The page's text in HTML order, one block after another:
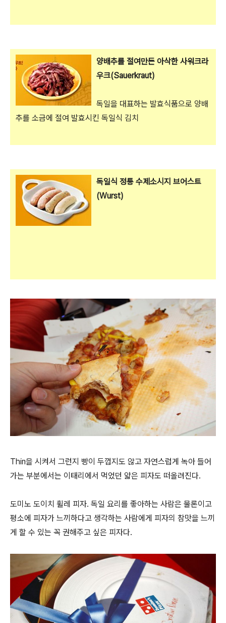
양배추를 절여만든 아삭한 사워크라
우크(Sauerkraut)
독일을 대표하는 발효식품으로 양배
추를 소금에 절여 발효시킨 독일식 김치
독일식 정통 수제소시지 브어스트
(Wurst)
Thin을 시켜서 그런지 빵이 두껍지도 않고 자연스럽게 녹아 들어
가는 부분에서는 이태리에서 먹었던 얇은 피자도 떠올려진다.
도미노 도이치 휠레 피자. 독일 요리를 좋아하는 사람은 물론이고
평소에 피자가 느끼하다고 생각하는 사람에게 피자의 참맛을 느끼
게 할 수 있는 꼭 권해주고 싶은 피자다.